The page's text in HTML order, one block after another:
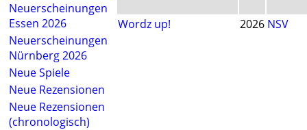
Neuerscheinungen
Essen 2026
Neuerscheinungen
Nürnberg 2026
Neue Spiele
Neue Rezensionen
Neue Rezensionen
(chronologisch)
Wordz up! 2026 NSV